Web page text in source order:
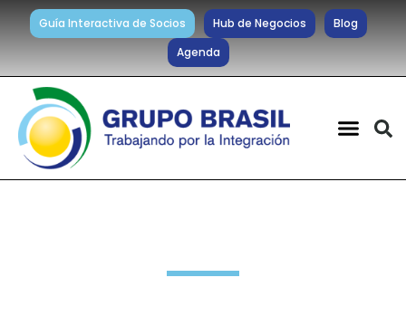
Guía Interactiva de Socios Hub de Negocios
Blog
Agenda